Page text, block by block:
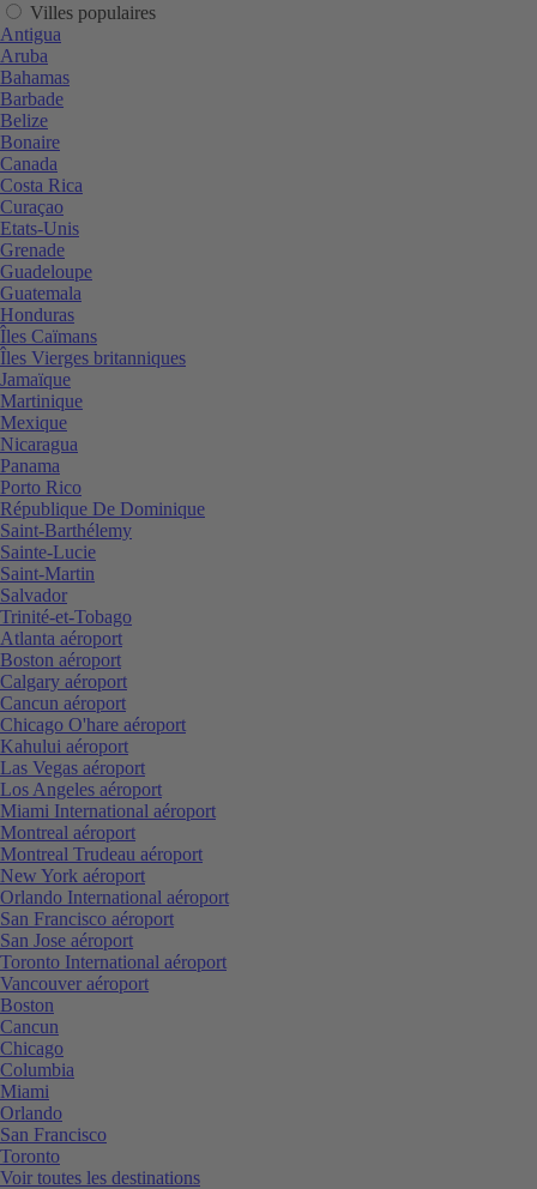
Villes populaires
Antigua
Aruba
Bahamas
Barbade
Belize
Bonaire
Canada
Costa Rica
Curaçao
Etats-Unis
Grenade
Guadeloupe
Guatemala
Honduras
Îles Caïmans
Îles Vierges britanniques
Jamaïque
Martinique
Mexique
Nicaragua
Panama
Porto Rico
République De Dominique
Saint-Barthélemy
Sainte-Lucie
Saint-Martin
Salvador
Trinité-et-Tobago
Atlanta aéroport
Boston aéroport
Calgary aéroport
Cancun aéroport
Chicago O'hare aéroport
Kahului aéroport
Las Vegas aéroport
Los Angeles aéroport
Miami International aéroport
Montreal aéroport
Montreal Trudeau aéroport
New York aéroport
Orlando International aéroport
San Francisco aéroport
San Jose aéroport
Toronto International aéroport
Vancouver aéroport
Boston
Cancun
Chicago
Columbia
Miami
Orlando
San Francisco
Toronto
Voir toutes les destinations